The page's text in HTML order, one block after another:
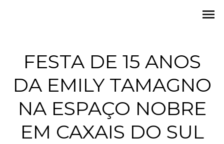
menu
FESTA DE 15 ANOS
DA EMILY TAMAGNO
NA ESPAÇO NOBRE
EM CAXAIS DO SUL